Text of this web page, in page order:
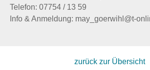
Telefon: 07754 / 13 59
Info & Anmeldung: may_goerwihl@t-
zurück zur Übersicht